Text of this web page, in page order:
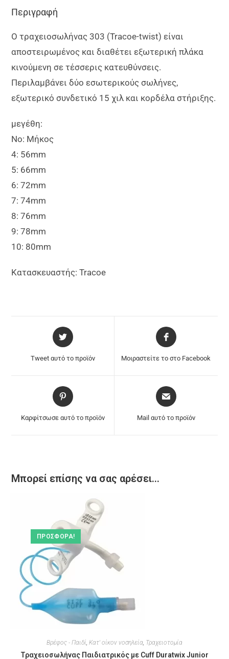
Περιγραφή
Ο τραχειοσωλήνας 303 (Tracoe-twist) είναι
αποστειρωμένος και διαθέτει εξωτερική πλάκα
κινούμενη σε τέσσερις κατευθύνσεις.
Περιλαμβάνει δύο εσωτερικούς σωλήνες,
εξωτερικό συνδετικό 15 χιλ και κορδέλα στήριξης.
μεγέθη:
Νο: Μήκος
4: 56mm
5: 66mm
6: 72mm
7: 74mm
8: 76mm
9: 78mm
10: 80mm
Κατασκευαστής: Tracoe
Tweet αυτό το προϊόν Μοιραστείτε το στο Facebook
Καρφίτσωσε αυτό το προϊόν Mail αυτό το προϊόν
Μπορεί επίσης να σας αρέσει…
ΠΡΟΣΦΟΡΆ!
Βρέφος - Παιδί Κατ' οίκον νοσηλεία Τραχειοτομία
Τραχειοσωλήνας Παιδιατρικός με Cuff Duratwix Junior